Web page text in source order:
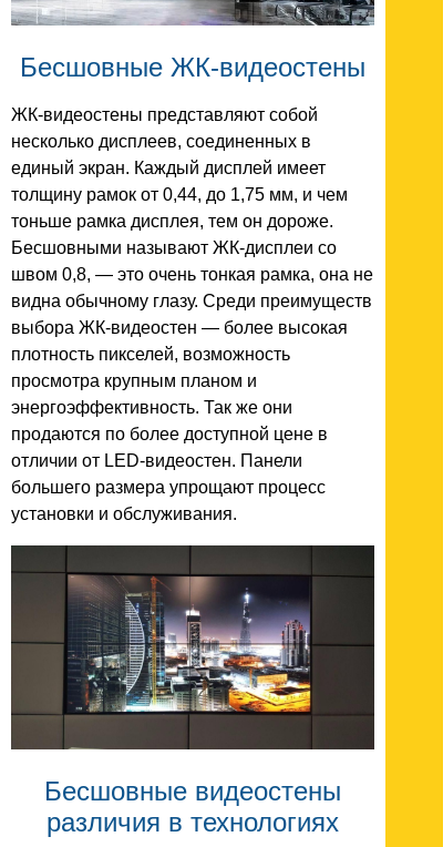
Бесшовные ЖК-видеостены
ЖК-видеостены представляют собой
несколько дисплеев, соединенных в
единый экран. Каждый дисплей имеет
толщину рамок от 0,44, до 1,75 мм, и чем
тоньше рамка дисплея, тем он дороже.
Бесшовными называют ЖК-дисплеи со
швом 0,8, — это очень тонкая рамка, она не
видна обычному глазу. Среди преимуществ
выбора ЖК-видеостен — более высокая
плотность пикселей, возможность
просмотра крупным планом и
энергоэффективность. Так же они
продаются по более доступной цене в
отличии от LED-видеостен. Панели
большего размера упрощают процесс
установки и обслуживания.
Бесшовные видеостены
различия в технологиях